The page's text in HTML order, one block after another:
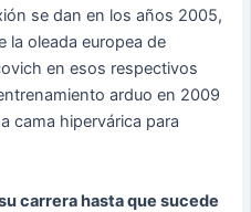
se dan en los años 2005,
la oleada europea de
en esos respectivos
arduo en 2009
cama hipervárica para
carrera hasta que sucede